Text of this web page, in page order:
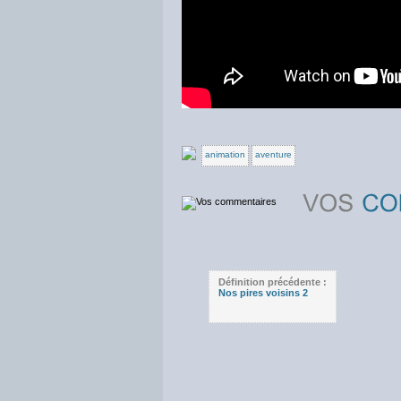
animation aventure
Définition précédente :
Nos pires voisins 2